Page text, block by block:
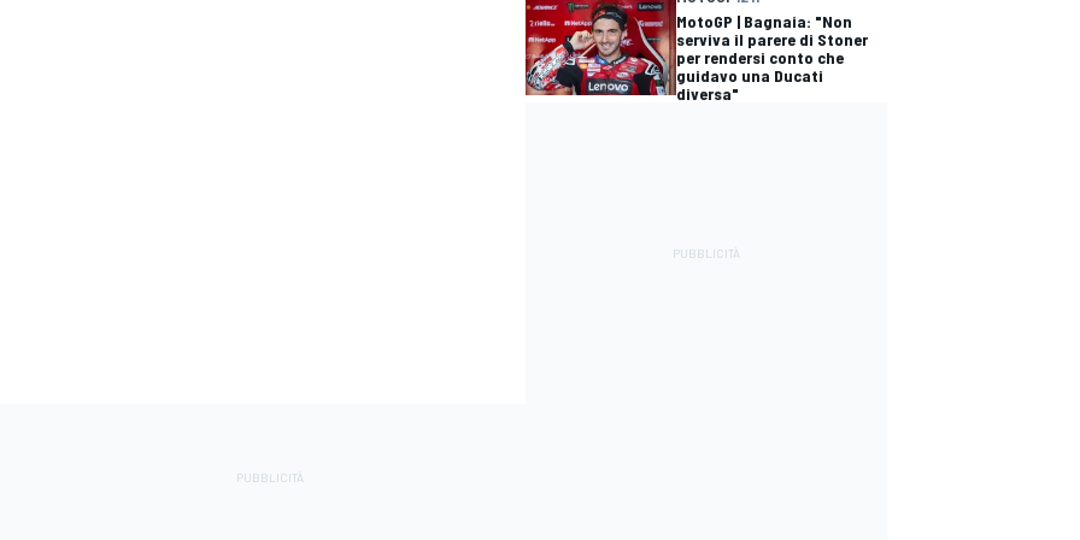
MotoGP | Bagnaia: "Non
serviva il parere di Stoner
per rendersi conto che
guidavo una Ducati
diversa"